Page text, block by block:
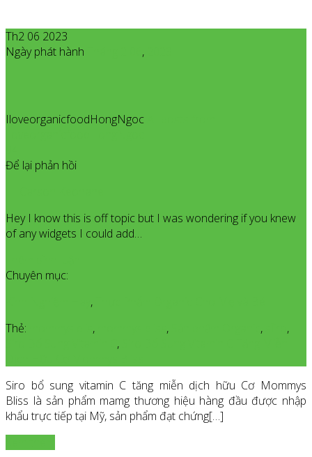
Th2 06 2023
Ngày phát hành
,
IloveorganicfoodHongNgoc
Để lại phản hồi
Hey I know this is off topic but I was wondering if you knew
of any widgets I could add…
Chuyên mục:
,
Thẻ:
, , ,
,
,
Siro bổ sung vitamin C tăng miễn dịch hữu Cơ Mommys
Bliss là sản phẩm mamg thương hiệu hàng đầu được nhập
khẩu trực tiếp tại Mỹ, sản phẩm đạt chứng[…]